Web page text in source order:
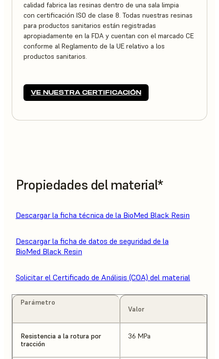
calidad fabrica las resinas dentro de una sala limpia
con certificación ISO de clase 8. Todas nuestras resinas
para productos sanitarios están registradas
apropiadamente en la FDA y cuentan con el marcado CE
conforme al Reglamento de la UE relativo a los
productos sanitarios.
VE NUESTRA CERTIFICACIÓN
Propiedades del material*
Descargar la ficha técnica de la BioMed Black Resin
Descargar la ficha de datos de seguridad de la
BioMed Black Resin
Solicitar el Certificado de Análisis (COA) del material
Parámetro
Valor
Resistencia a la rotura por
tracción
36 MPa